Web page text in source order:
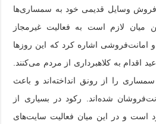
فروش وسایل قدیمی خود به سمساری‌ها
میان لازم است به فعالیت غیرمجاز
اشاره کرد که این روزها
اقدام به کلاهبرداری از مردم می‌کنند.
را از رونق انداخته‌اند و باعث
شده‌اند. رکود در بسیاری از
و در این میان فعالیت سایت‌های